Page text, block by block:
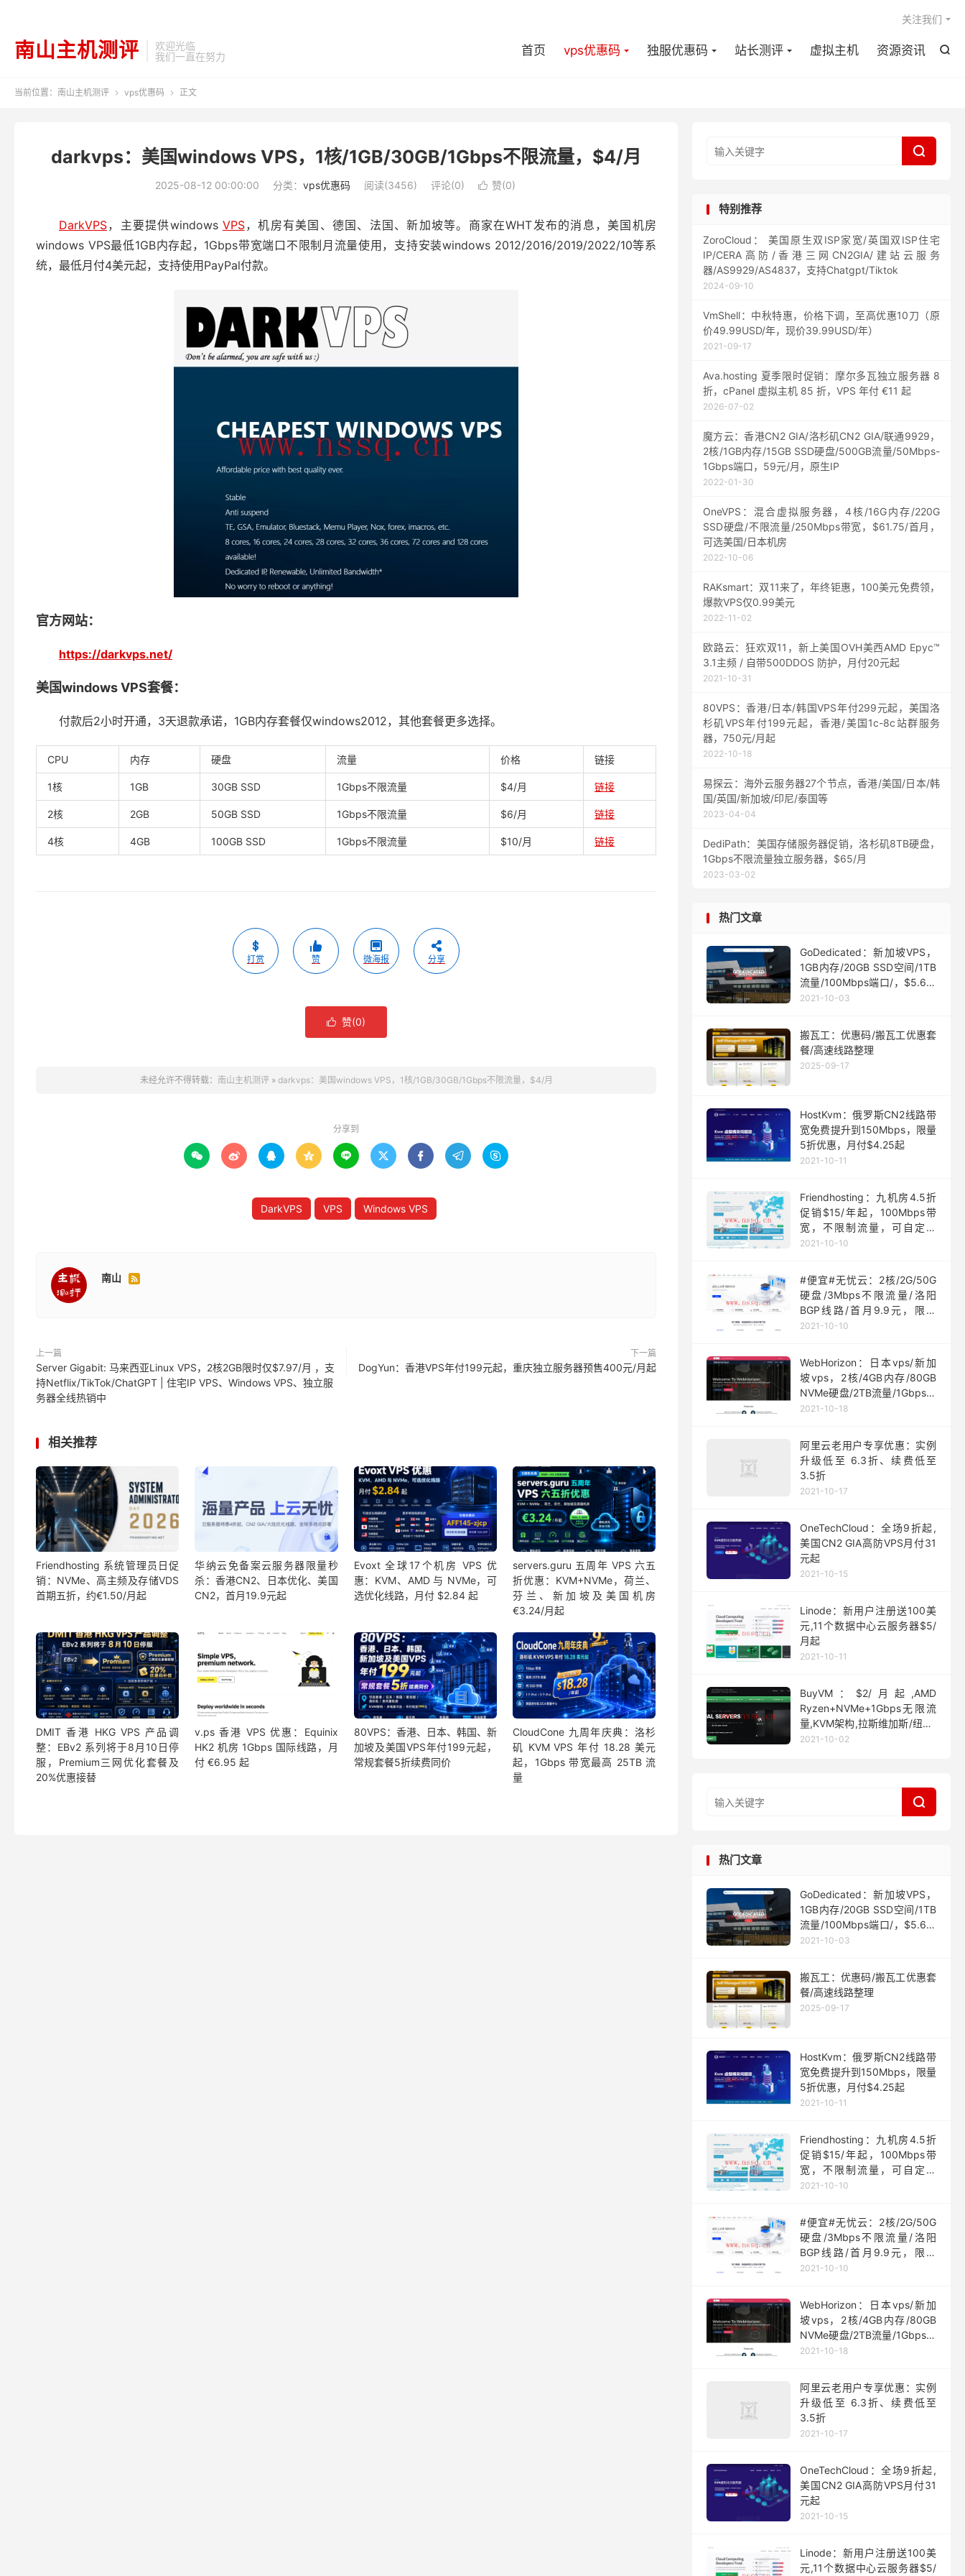
南山主机测评
欢迎光临
我们一直在努力

首页 vps优惠码 独服优惠码 站长测评 虚拟主机 资源资讯
关注我们
当前位置： 南山主机测评  vps优惠码  正文
darkvps：美国windows VPS，1核/1GB/30GB/1Gbps不限流量，$4/月
2025-08-12 00:00:00 分类： vps优惠码 阅读(3456) 评论(0)  赞(0)
DarkVPS，主要提供windows VPS，机房有美国、德国、法国、新加坡等。商家在WHT发布的消息，美国机房
windows VPS最低1GB内存起，1Gbps带宽端口不限制月流量使用，支持安装windows 2012/2016/2019/2022/10等系
统，最低月付4美元起，支持使用PayPal付款。
官方网站：
https://darkvps.net/
美国windows VPS套餐：
付款后2小时开通，3天退款承诺，1GB内存套餐仅windows2012，其他套餐更多选择。
CPU 内存 硬盘 流量 价格 链接
1核 1GB 30GB SSD 1Gbps不限流量 $4/月 链接
2核 2GB 50GB SSD 1Gbps不限流量 $6/月 链接
4核 4GB 100GB SSD 1Gbps不限流量 $10/月 链接
打赏 赞 微海报 分享
 赞(0)
未经允许不得转载： 南山主机测评» darkvps：美国windows VPS，1核/1GB/30GB/1Gbps不限流量，$4/月
分享到
        
DarkVPS VPS Windows VPS
南山 
上一篇
Server Gigabit: 马来西亚Linux VPS，2核2GB限时仅$7.97/月 ，支
持Netflix/TikTok/ChatGPT | 住宅IP VPS、Windows VPS、独立服
务器全线热销中
下一篇
DogYun：香港VPS年付199元起，重庆独立服务器预售400元/月起
相关推荐
Friendhosting 系统管理员日促
销：NVMe、高主频及存储VDS
首期五折，约€1.50/月起
华纳云免备案云服务器限量秒
杀：香港CN2、日本优化、美国
CN2，首月19.9元起
Evoxt 全球17个机房 VPS 优
惠：KVM、AMD 与 NVMe，可
选优化线路，月付 $2.84 起
servers.guru 五周年 VPS 六五
折优惠：KVM+NVMe，荷兰、
芬兰、新加坡及美国机房
€3.24/月起
DMIT 香港 HKG VPS 产品调
整：EBv2 系列将于8月10日停
服，Premium三网优化套餐及
20%优惠接替
v.ps 香港 VPS 优惠：Equinix
HK2 机房 1Gbps 国际线路，月
付 €6.95 起
80VPS：香港、日本、韩国、新
加坡及美国VPS年付199元起，
常规套餐5折续费同价
CloudCone 九周年庆典：洛杉
矶 KVM VPS 年付 18.28 美元
起，1Gbps 带宽最高 25TB 流
量

特别推荐
ZoroCloud： 美国原生双ISP家宽/英国双ISP住宅
IP/CERA高防/香港三网CN2GIA/建站云服务
器/AS9929/AS4837，支持Chatgpt/Tiktok
2024-09-10
VmShell：中秋特惠，价格下调，至高优惠10刀（原
价49.99USD/年，现价39.99USD/年）
2021-09-17
Ava.hosting 夏季限时促销：摩尔多瓦独立服务器 8
折，cPanel 虚拟主机 85 折，VPS 年付 €11 起
2026-07-02
魔方云：香港CN2 GIA/洛杉矶CN2 GIA/联通9929，
2核/1GB内存/15GB SSD硬盘/500GB流量/50Mbps-
1Gbps端口，59元/月，原生IP
2022-01-30
OneVPS：混合虚拟服务器，4核/16G内存/220G
SSD硬盘/不限流量/250Mbps带宽，$61.75/首月，
可选美国/日本机房
2022-10-06
RAKsmart：双11来了，年终钜惠，100美元免费领，
爆款VPS仅0.99美元
2022-11-02
欧路云：狂欢双11，新上美国OVH美西AMD Epyc™
3.1主频 / 自带500DDOS 防护，月付20元起
2021-10-31
80VPS：香港/日本/韩国VPS年付299元起，美国洛
杉矶VPS年付199元起，香港/美国1c-8c站群服务
器，750元/月起
2022-10-18
易探云：海外云服务器27个节点，香港/美国/日本/韩
国/英国/新加坡/印尼/泰国等
2023-04-04
DediPath：美国存储服务器促销，洛杉矶8TB硬盘，
1Gbps不限流量独立服务器，$65/月
2023-03-02
热门文章
GoDedicated：新加坡VPS，
1GB内存/20GB SSD空间/1TB
流量/100Mbps端口/，$5.63/
月起
2021-10-03
搬瓦工：优惠码/搬瓦工优惠套
餐/高速线路整理
2025-09-17
HostKvm：俄罗斯CN2线路带
宽免费提升到150Mbps，限量
5折优惠，月付$4.25起
2021-10-11
Friendhosting：九机房4.5折
促销$15/年起，100Mbps带
宽，不限制流量，可自定义
ISO
2021-10-10
#便宜#无忧云：2核/2G/50G
硬盘/3Mbps不限流量/洛阳
BGP线路/首月9.9元，限量
200台
2021-10-10
WebHorizon：日本vps/新加
坡vps，2核/4GB内存/80GB
NVMe硬盘/2TB流量/1Gbps端
口，$5/月起
2021-10-18
阿里云老用户专享优惠：实例
升级低至 6.3折、续费低至
3.5折
2021-10-17
OneTechCloud：全场9折起,
美国CN2 GIA高防VPS月付31
元起
2021-10-15
Linode：新用户注册送100美
元,11个数据中心云服务器$5/
月起
2021-10-11
BuyVM：$2/月起,AMD
Ryzen+NVMe+1Gbps无限流
量,KVM架构,拉斯维加斯/纽约/
迈阿密
2021-10-02

热门文章
GoDedicated：新加坡VPS，
1GB内存/20GB SSD空间/1TB
流量/100Mbps端口/，$5.63/
月起
2021-10-03
搬瓦工：优惠码/搬瓦工优惠套
餐/高速线路整理
2025-09-17
HostKvm：俄罗斯CN2线路带
宽免费提升到150Mbps，限量
5折优惠，月付$4.25起
2021-10-11
Friendhosting：九机房4.5折
促销$15/年起，100Mbps带
宽，不限制流量，可自定义
ISO
2021-10-10
#便宜#无忧云：2核/2G/50G
硬盘/3Mbps不限流量/洛阳
BGP线路/首月9.9元，限量
200台
2021-10-10
WebHorizon：日本vps/新加
坡vps，2核/4GB内存/80GB
NVMe硬盘/2TB流量/1Gbps端
口，$5/月起
2021-10-18
阿里云老用户专享优惠：实例
升级低至 6.3折、续费低至
3.5折
2021-10-17
OneTechCloud：全场9折起,
美国CN2 GIA高防VPS月付31
元起
2021-10-15
Linode：新用户注册送100美
元,11个数据中心云服务器$5/